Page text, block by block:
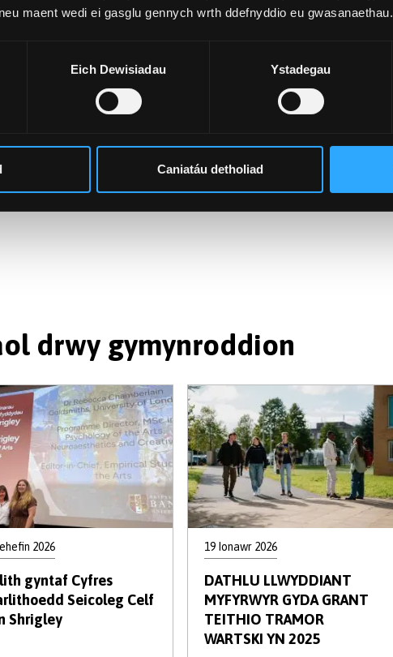
maent wedi ei gasglu gennych wrth ddefnyddio eu gwasanaethau.
Eich Dewisiadau Ystadegau
Caniatáu detholiad
drwy gymynroddion
2026
gyntaf Cyfres
Seicoleg Celf
Shrigley
19 Ionawr 2026
DATHLU LLWYDDIANT
MYFYRWYR GYDA GRANT
TEITHIO TRAMOR
WARTSKI YN 2025